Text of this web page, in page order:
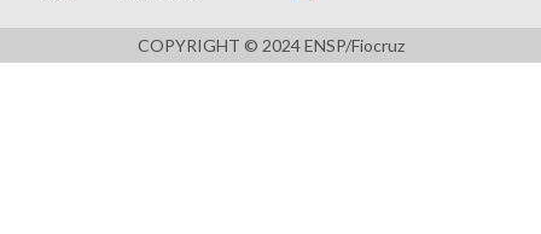
COPYRIGHT © 2024 ENSP/Fiocruz